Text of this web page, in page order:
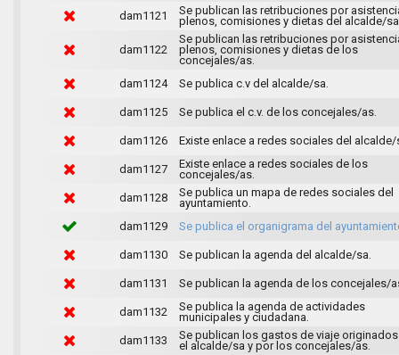
dam1121
Se publican las retribuciones por
plenos, comisiones y dietas del alcalde/
dam1122
Se publican las retribuciones por
plenos, comisiones y dietas de los
concejales/as.
dam1124
Se publica c.v del alcalde/sa.
dam1125 Se publica el c.v. de los concejales/as.
dam1126 Existe enlace a redes sociales del alcalde/
dam1127
Existe enlace a redes sociales de los
concejales/as.
dam1128
Se publica un mapa de redes sociales del
ayuntamiento.
dam1129
Se publica el organigrama del
dam1130 Se publican la agenda del alcalde/sa.
dam1131 Se publican la agenda de los concejales/
dam1132
Se publica la agenda de actividades
municipales y ciudadana.
dam1133
Se publican los gastos de viaje
el alcalde/sa y por los concejales/as.